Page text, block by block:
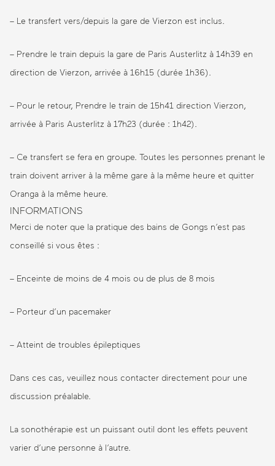
– Le transfert vers/depuis la gare de Vierzon est inclus.
– Prendre le train depuis la gare de Paris Austerlitz à 14h39 en
direction de Vierzon, arrivée à 16h15 (durée 1h36).
– Pour le retour, Prendre le train de 15h41 direction Vierzon,
arrivée à Paris Austerlitz à 17h23 (durée : 1h42).
– Ce transfert se fera en groupe. Toutes les personnes prenant le
train doivent arriver à la même gare à la même heure et quitter
Oranga à la même heure.
INFORMATIONS
Merci de noter que la pratique des bains de Gongs n’est pas
conseillé si vous êtes :
– Enceinte de moins de 4 mois ou de plus de 8 mois
– Porteur d’un pacemaker
– Atteint de troubles épileptiques
Dans ces cas, veuillez nous contacter directement pour une
discussion préalable.
La sonothérapie est un puissant outil dont les effets peuvent
varier d’une personne à l’autre.